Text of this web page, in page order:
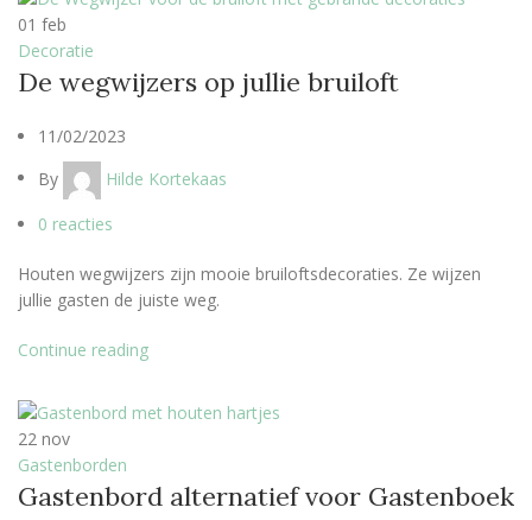
01 feb
Decoratie
De wegwijzers op jullie bruiloft
11/02/2023
By
Hilde Kortekaas
0 reacties
Houten wegwijzers zijn mooie bruiloftsdecoraties. Ze wijzen
jullie gasten de juiste weg.
Continue reading
22 nov
Gastenborden
Gastenbord alternatief voor Gastenboek